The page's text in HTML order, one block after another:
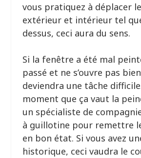
vous pratiquez à déplacer
extérieur et intérieur tel
dessus, ceci aura du sens.
Si la fenêtre a été mal
passé et ne s’ouvre pas
deviendra une tâche difficile.
moment que ça vaut la
un spécialiste de
à guillotine pour remettre
en bon état. Si vous avez
historique, ceci vaudra le